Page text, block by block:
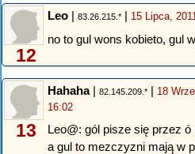
12
Leo | 83.26.215.* | 15 Lipca,
no to gul wons kobieto, gul
13
Hahaha| 82.145.209.* | 18
16:02
Leo@: gól pisze się przez
a gul to mezczyzni mają w